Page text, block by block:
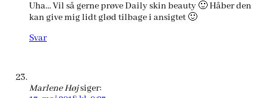
Uha… Vil så gerne prøve Daily skin beauty 🙂 Håber den
kan give mig lidt glød tilbage i ansigtet 🙂
Svar
Marlene Højsiger: